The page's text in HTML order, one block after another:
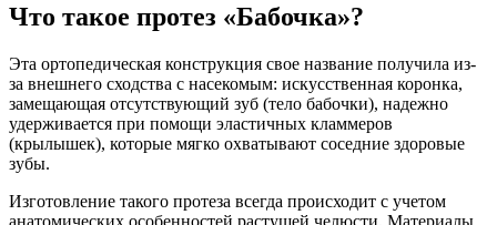
Что такое протез «Бабочка»?
Эта ортопедическая конструкция свое название получила из-
за внешнего сходства с насекомым: искусственная коронка,
замещающая отсутствующий зуб (тело бабочки), надежно
удерживается при помощи эластичных кламмеров
(крылышек), которые мягко охватывают соседние здоровые
зубы.
Изготовление такого протеза всегда происходит с учетом
анатомических особенностей растущей челюсти. Материалы